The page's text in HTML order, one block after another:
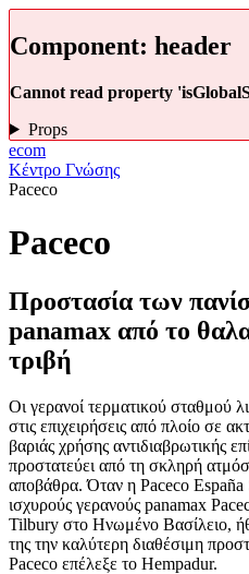
Component: header
Cannot read property
Props
ecom
Κέντρο Γνώσης
Paceco
Paceco
Προστασία των
panamax από το
τριβή
Οι γερανοί τερματικού σταθμού
στις επιχειρήσεις από πλοίο σε
βαριάς χρήσης αντιδιαβρωτικής
προστατεύει από τη σκληρή
αποβάθρα. Όταν η Paceco
ισχυρούς γερανούς panamax
Tilbury στο Ηνωμένο Βασίλειο,
της την καλύτερη διαθέσιμη
Paceco επέλεξε το Hempadur.